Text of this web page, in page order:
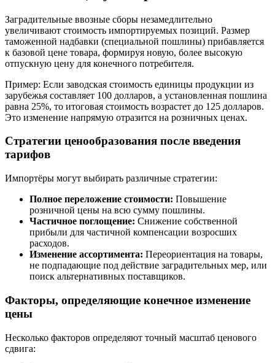
Заградительные ввозные сборы незамедлительно
увеличивают стоимость импортируемых позиций. Размер
таможенной надбавки (специальной пошлины) прибавляется
к базовой цене товара, формируя новую, более высокую
отпускную цену для конечного потребителя.
Пример: Если заводская стоимость единицы продукции из
зарубежья составляет 100 долларов, а установленная пошлина
равна 25%, то итоговая стоимость возрастет до 125 долларов.
Это изменение напрямую отразится на розничных ценах.
Стратегии ценообразования после введения
тарифов
Импортёры могут выбирать различные стратегии:
Полное переложение стоимости: Повышение
розничной цены на всю сумму пошлины.
Частичное поглощение: Снижение собственной
прибыли для частичной компенсации возросших
расходов.
Изменение ассортимента: Переориентация на товары,
не подпадающие под действие заградительных мер, или
поиск альтернативных поставщиков.
Факторы, определяющие конечное изменение
цены
Несколько факторов определяют точный масштаб ценового
сдвига: